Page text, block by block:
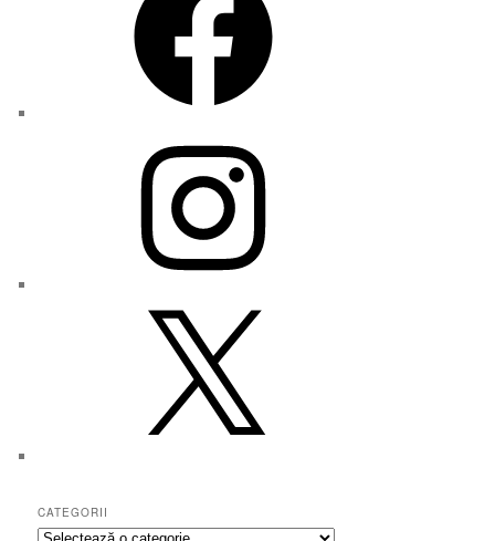
CATEGORII
Categorii